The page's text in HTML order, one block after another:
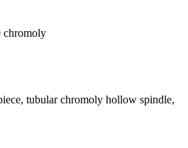
chromoly
tubular chromoly hollow spindle,